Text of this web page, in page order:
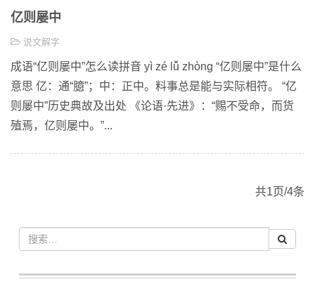
亿则屡中
说文解字
成语“亿则屡中”怎么读拼音 yì zé lǚ zhòng “亿则屡中”是什么
意思 亿：通“臆”；中：正中。料事总是能与实际相符。 “亿
则屡中”历史典故及出处 《论语·先进》：“赐不受命，而货
殖焉，亿则屡中。”...
共1页/4条